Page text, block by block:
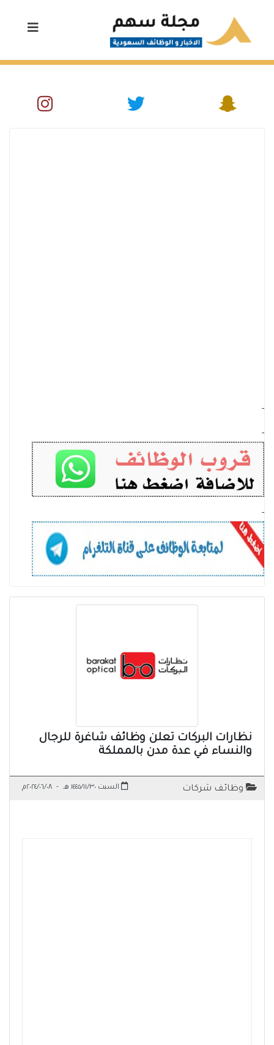
-
-
-
نظارات البركات تعلن وظائف شاغرة للرجال
والنساء في عدة مدن بالمملكة
وظائف شركات السبت ١٤٤٥/١١/٣٠ هـ - ٢٠٢٤/٠٦/٠٨م